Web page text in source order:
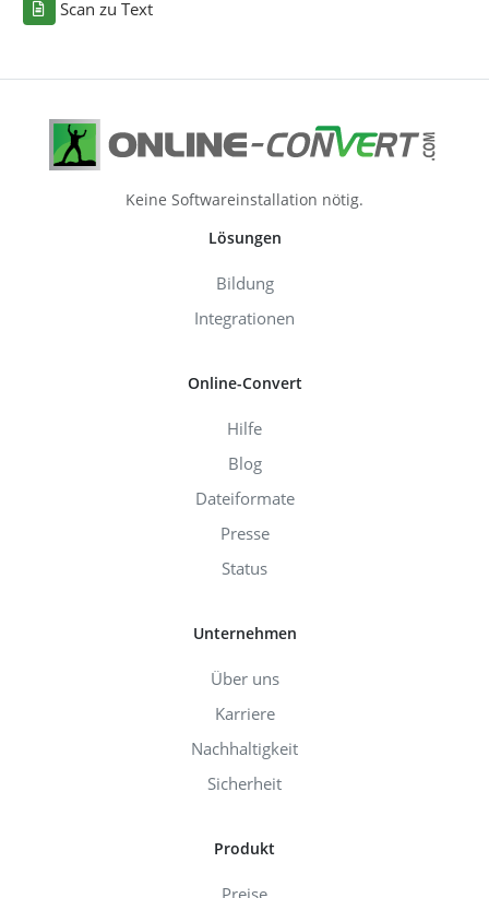
Scan zu Text
Keine Softwareinstallation nötig.
Lösungen
Bildung
Integrationen
Online-Convert
Hilfe
Blog
Dateiformate
Presse
Status
Unternehmen
Über uns
Karriere
Nachhaltigkeit
Sicherheit
Produkt
Preise